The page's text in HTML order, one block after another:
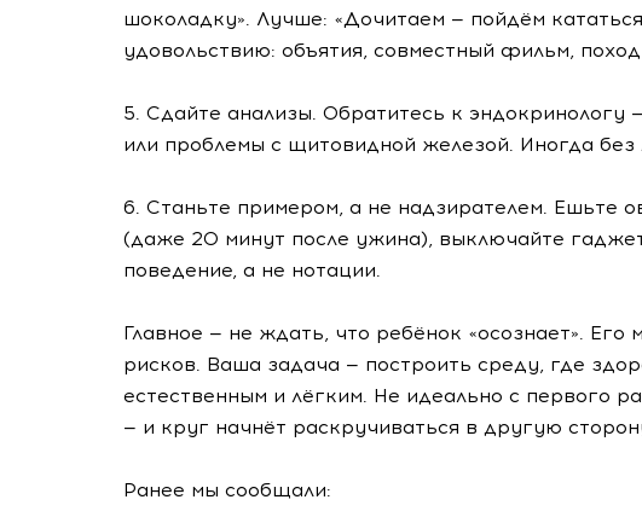
шоколадку». Лучше: «Дочитаем — пойдём
удовольствию: объятия, совместный фильм,
5. Сдайте анализы. Обратитесь к эндокринологу
или проблемы с щитовидной железой. Иногда без
6. Станьте примером, а не надзирателем. Ешьте
(даже 20 минут после ужина), выключайте
поведение, а не нотации.
Главное — не ждать, что ребёнок «осознает».
рисков. Ваша задача — построить среду, где
естественным и лёгким. Не идеально с первого
— и круг начнёт раскручиваться в другую
Ранее мы сообщали: